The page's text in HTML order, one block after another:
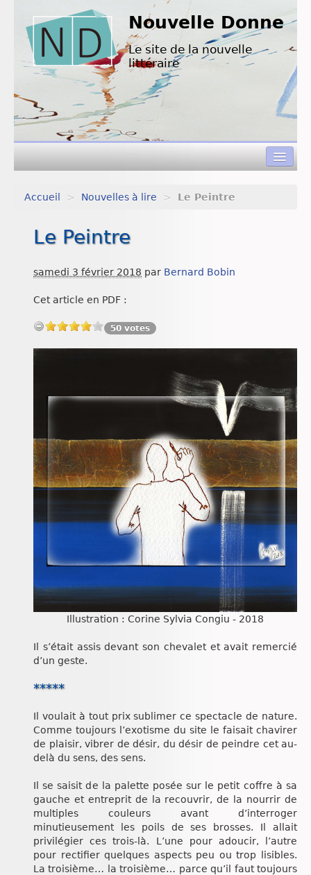
Nouvelle Donne
Le site de la nouvelle
littéraire
Appels à textes
Chroniques
Accueil > Nouvelles à lire > Le Peintre
Le Peintre
samedi 3 février 2018 par Bernard Bobin
Cet article en PDF :
50 votes
Illustration : Corine Sylvia Congiu - 2018
Il s’était assis devant son chevalet et avait remercié
d’un geste.
*****
Il voulait à tout prix sublimer ce spectacle de nature.
Comme toujours l’exotisme du site le faisait chavirer
de plaisir, vibrer de désir, du désir de peindre cet au-
delà du sens, des sens.
Il se saisit de la palette posée sur le petit coffre à sa
gauche et entreprit de la recouvrir, de la nourrir de
multiples couleurs avant d’interroger
minutieusement les poils de ses brosses. Il allait
privilégier ces trois-là. L’une pour adoucir, l’autre
pour rectifier quelques aspects peu ou trop lisibles.
La troisième… la troisième… parce qu’il faut toujours